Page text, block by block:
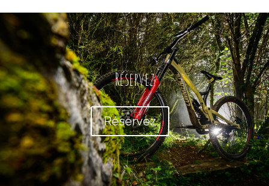
Réservez
Réservez